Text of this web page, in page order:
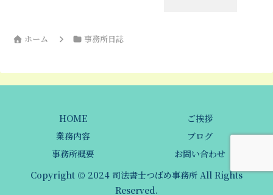
ホーム 事務所日誌
HOME
ご挨拶
業務内容
ブログ
事務所概要
お問い合わせ
Copyright © 2024 司法書士つばめ事務所 All Rights
Reserved.